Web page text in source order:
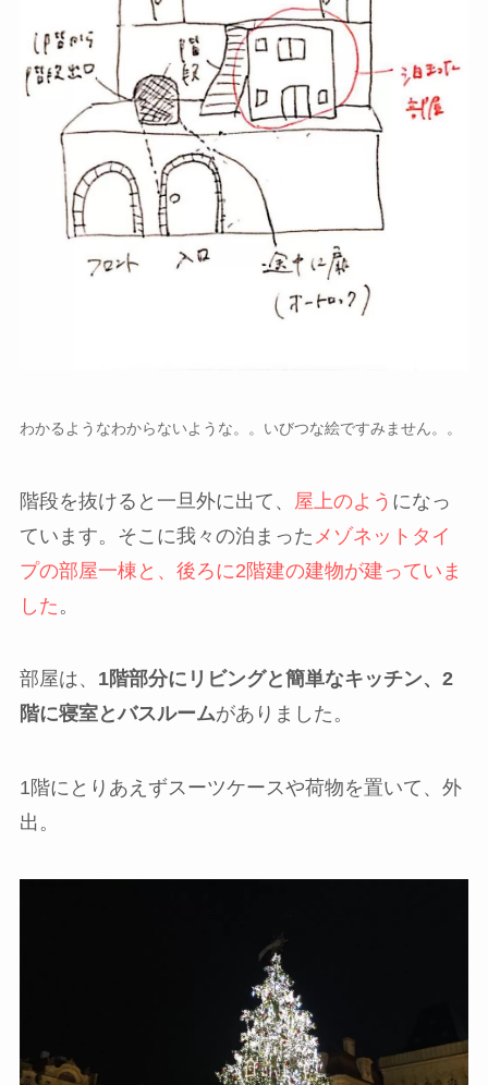
わかるようなわからないような。。いびつな絵ですみません。。
階段を抜けると一旦外に出て、 屋上のよう になっ
ています。そこに我々の泊まった メゾネットタイ
プの部屋一棟と、後ろに2階建の建物が建っていま
した 。
部屋は、 1階部分にリビングと簡単なキッチン、2
階に寝室とバスルームがありました。
1階にとりあえずスーツケースや荷物を置いて、外
出。